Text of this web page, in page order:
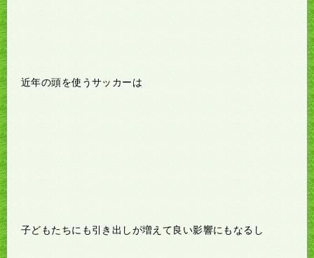
近年の頭を使うサッカーは
子どもたちにも引き出しが増えて良い影響にもなるし